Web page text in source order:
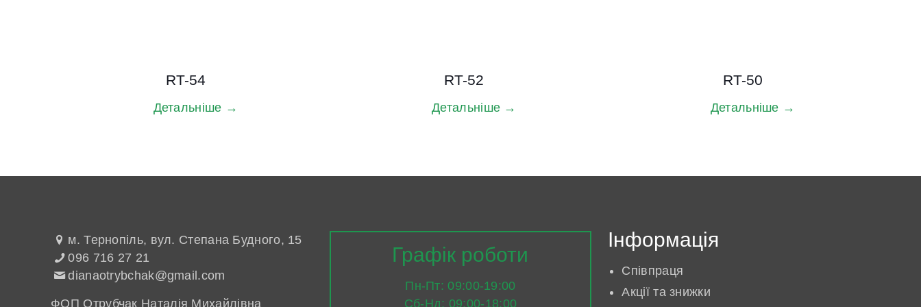
RT-54
Детальніше →
RT-52
Детальніше →
RT-50
Детальніше →
м. Тернопіль, вул. Степана Будного, 15
096 716 27 21
dianaotrybchak@gmail.com
ФОП Отрубчак Наталія Михайлівна
Графік роботи
Пн-Пт: 09:00-19:00
Сб-Нд: 09:00-18:00
Інформація
Співпраця
Акції та знижки